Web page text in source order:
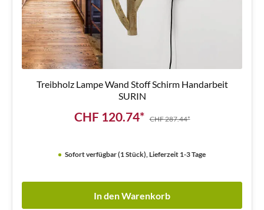
Treibholz Lampe Wand Stoff Schirm Handarbeit
SURIN
CHF 120.74* CHF 287.44*
Sofort verfügbar (1 Stück), Lieferzeit 1-3 Tage
In den Warenkorb